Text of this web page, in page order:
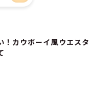
！カウボーイ風ウエスタ